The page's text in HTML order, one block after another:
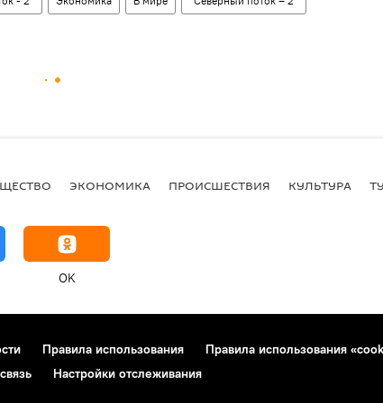
ЭКОНОМИКА ПРОИСШЕСТВИЯ КУЛЬТУРА
OK
Правила использования
Правила использования
Настройки отслеживания